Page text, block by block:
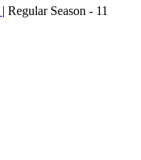
| Regular Season - 11